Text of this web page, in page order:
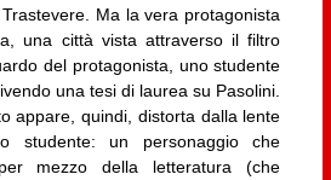
Ma la vera protagonista
una città vista attraverso il filtro
del protagonista, uno studente
una tesi di laurea su Pasolini.
appare, quindi, distorta dalla lente
studente: un personaggio che
mezzo della letteratura (che